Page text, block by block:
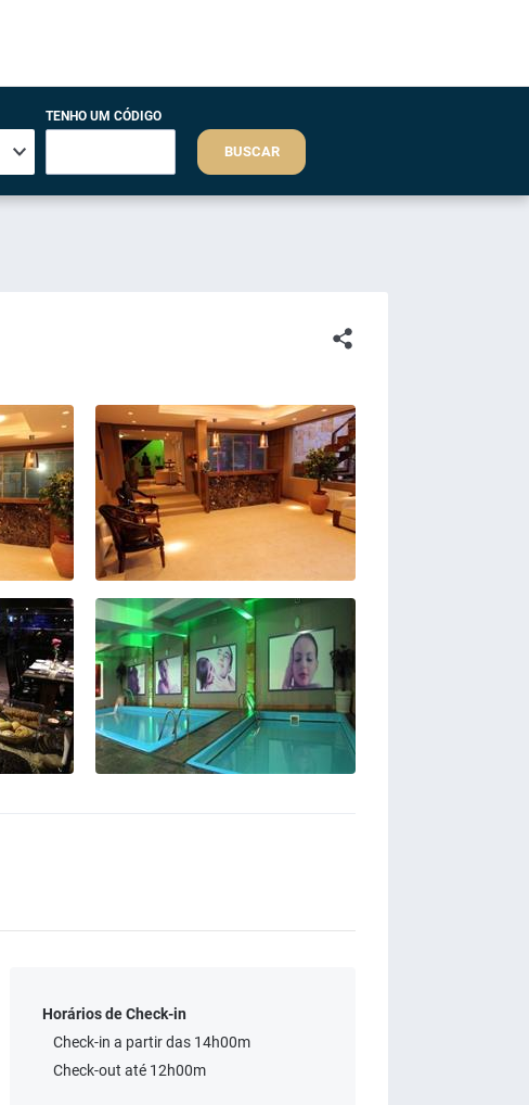
TENHO UM CÓDIGO
BUSCAR
Horários de Check-in
Check-in a partir das 14h00m
Check-out até 12h00m